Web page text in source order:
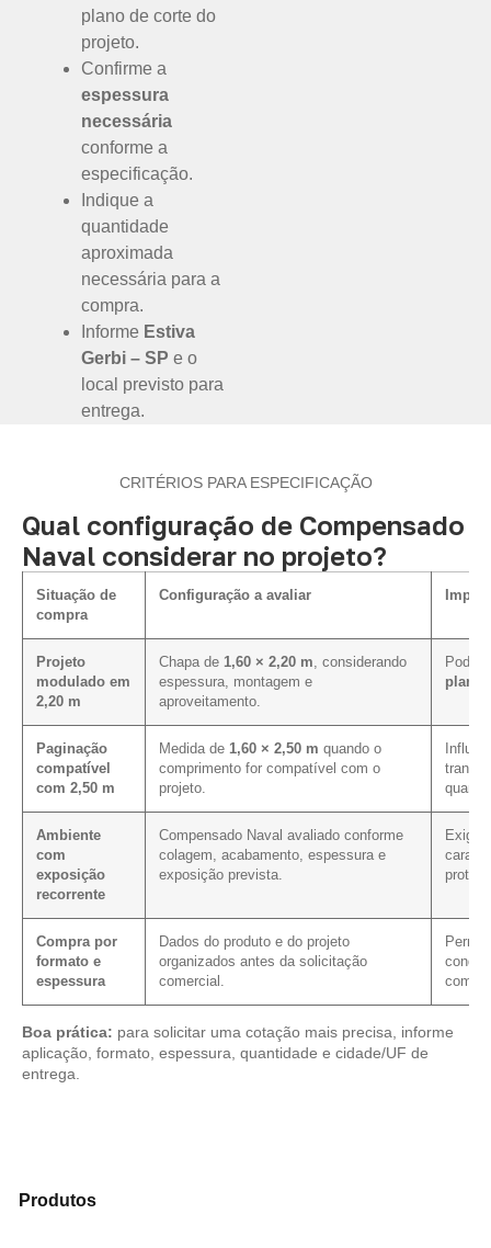
plano de corte do
projeto.
Confirme a
espessura
necessária
conforme a
especificação.
Indique a
quantidade
aproximada
necessária para a
compra.
Informe Estiva
Gerbi – SP e o
local previsto para
entrega.
CRITÉRIOS PARA ESPECIFICAÇÃO
Qual configuração de Compensado
Naval considerar no projeto?
Situação de
compra
Configuração a avaliar
Projeto
modulado em
2,20 m
Chapa de 1,60 × 2,20 m , considerando
espessura, montagem e
aproveitamento.
Pode
plano
Paginação
compatível
com 2,50 m
Medida de 1,60 × 2,50 m quando o
comprimento for compatível com o
projeto.
Ambiente
com
exposição
recorrente
Compensado Naval avaliado conforme
colagem, acabamento, espessura e
exposição prevista.
Exige
Compra por
formato e
espessura
Dados do produto e do projeto
organizados antes da solicitação
comercial.
com
Boa prática: para solicitar uma cotação mais precisa, informe
aplicação, formato, espessura, quantidade e cidade/UF de
entrega.
Produtos